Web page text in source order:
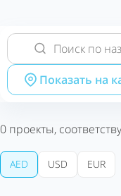
Показать на
0 проекты,
AED USD EUR